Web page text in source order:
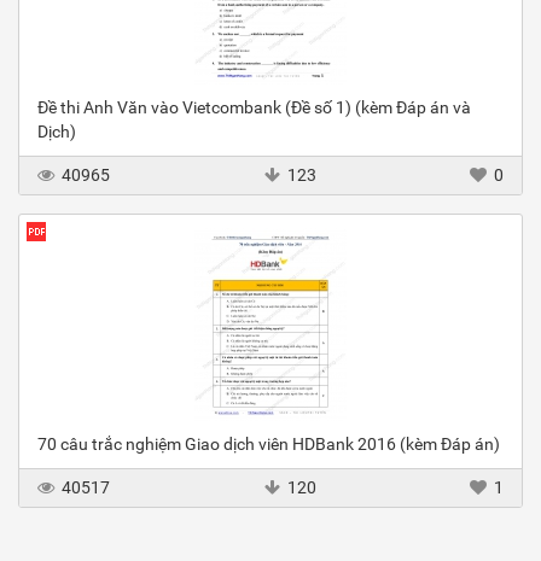
Đề thi Anh Văn vào Vietcombank (Đề số 1) (kèm Đáp án và
Dịch)
40965 123 0
70 câu trắc nghiệm Giao dịch viên HDBank 2016 (kèm Đáp án)
40517 120 1